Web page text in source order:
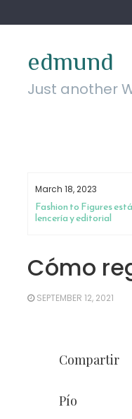
to
edmund
Just another
March 18, 2023
Fashion to Figures
lencería y editorial
Cómo
SEPTEMBER 12, 2021
Compartir
Pío